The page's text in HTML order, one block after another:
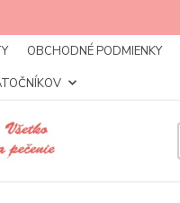
OBCHODNÉ PODMIENKY